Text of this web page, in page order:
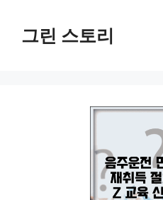
그린 스토리